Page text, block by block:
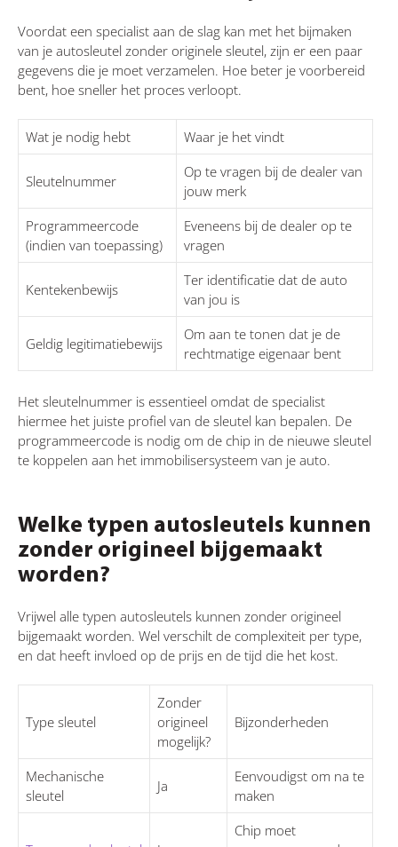
Voordat een specialist aan de slag kan met het bijmaken
van je autosleutel zonder originele sleutel, zijn er een paar
gegevens die je moet verzamelen. Hoe beter je voorbereid
bent, hoe sneller het proces verloopt.
Wat je nodig hebt Waar je het vindt
Sleutelnummer
Op te vragen bij de dealer van
jouw merk
Programmeercode
(indien van toepassing)
Eveneens bij de dealer op te
vragen
Kentekenbewijs
Ter identificatie dat de auto
van jou is
Geldig legitimatiebewijs
Om aan te tonen dat je de
rechtmatige eigenaar bent
Het sleutelnummer is essentieel omdat de specialist
hiermee het juiste profiel van de sleutel kan bepalen. De
programmeercode is nodig om de chip in de nieuwe sleutel
te koppelen aan het immobilisersysteem van je auto.
Welke typen autosleutels kunnen
zonder origineel bijgemaakt
worden?
Vrijwel alle typen autosleutels kunnen zonder origineel
bijgemaakt worden. Wel verschilt de complexiteit per type,
en dat heeft invloed op de prijs en de tijd die het kost.
Type sleutel
Zonder
origineel
mogelijk?
Bijzonderheden
Mechanische
sleutel
Ja
Eenvoudigst om na te
maken
Chip moet